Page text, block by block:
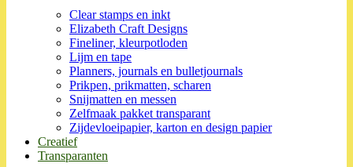
Clear stamps en inkt
Elizabeth Craft Designs
Fineliner, kleurpotloden
Lijm en tape
Planners, journals en bulletjournals
Prikpen, prikmatten, scharen
Snijmatten en messen
Zelfmaak pakket transparant
Zijdevloeipapier, karton en design papier
Creatief
Transparanten